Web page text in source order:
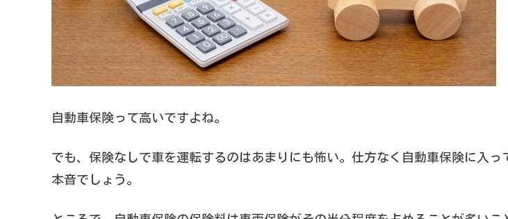
自動車保険って高いですよね。
でも、保険なしで車を運転するのはあまりにも怖い。仕方なく自動車保険に入っ
本音でしょう。